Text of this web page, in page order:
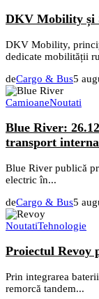
DKV Mobility și
DKV Mobility,
dedicate mobilității
deCargo & Bus5
CamioaneNoutati
Blue River:
transport
Blue River publică
electric în...
deCargo & Bus5
NoutatiTehnologie
Proiectul Revoy
Prin integrarea
remorcă tandem...